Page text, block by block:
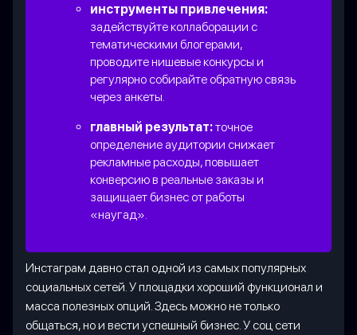
инструменты привлечения:
задействуйте коллаборации с
тематическими блогерами,
проводите нишевые конкурсы и
регулярно собирайте обратную связь
через анкеты.
главный результат:точное
определение аудитории снижает
рекламные расходы, повышает
конверсию в реальные заказы и
защищает бизнес от работы
«наугад».
Инстаграм давно стал одной из самых популярных
социальных сетей. У площадки хороший функционал и
масса полезных опций. Здесь можно не только
общаться, но и вести успешный бизнес. У соц сети